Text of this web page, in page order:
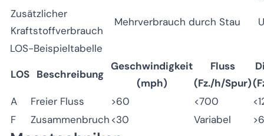
Zusätzlicher
Kraftstoffverbrauch
Mehrverbrauch durch Stau
LOS-Beispieltabelle
LOS Beschreibung
Geschwindigkeit
(mph)
Fluss
(Fz./h/Spur)
A
Freier Fluss >60 <700
F
Zusammenbruch <30 Variabel